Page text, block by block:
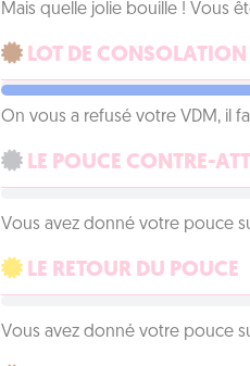
Mais quelle jolie bouille ! Vous
LOT DE CONSOLATION
On vous a refusé votre VDM, il
LE POUCE CONTRE-
Vous avez donné votre pouce
LE RETOUR DU POUCE
Vous avez donné votre pouce